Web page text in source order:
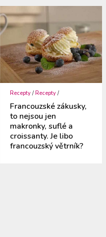
Recepty /Recepty /
Francouzské zákusky,
to nejsou jen
makronky, suflé a
croissanty. Je libo
francouzský větrník?